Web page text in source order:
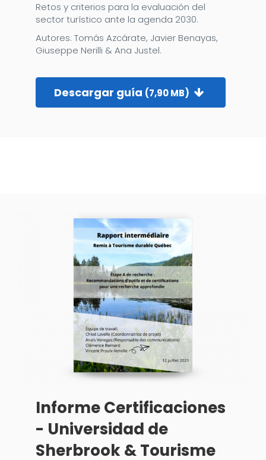
Retos y criterios para la evaluación del
sector turístico ante la agenda 2030.
Autores: Tomás Azcárate, Javier Benayas,
Giuseppe Nerilli & Ana Justel.
Descargar guía (7,90 MB)
Informe Certificaciones
- Universidad de
Sherbrook & Tourisme